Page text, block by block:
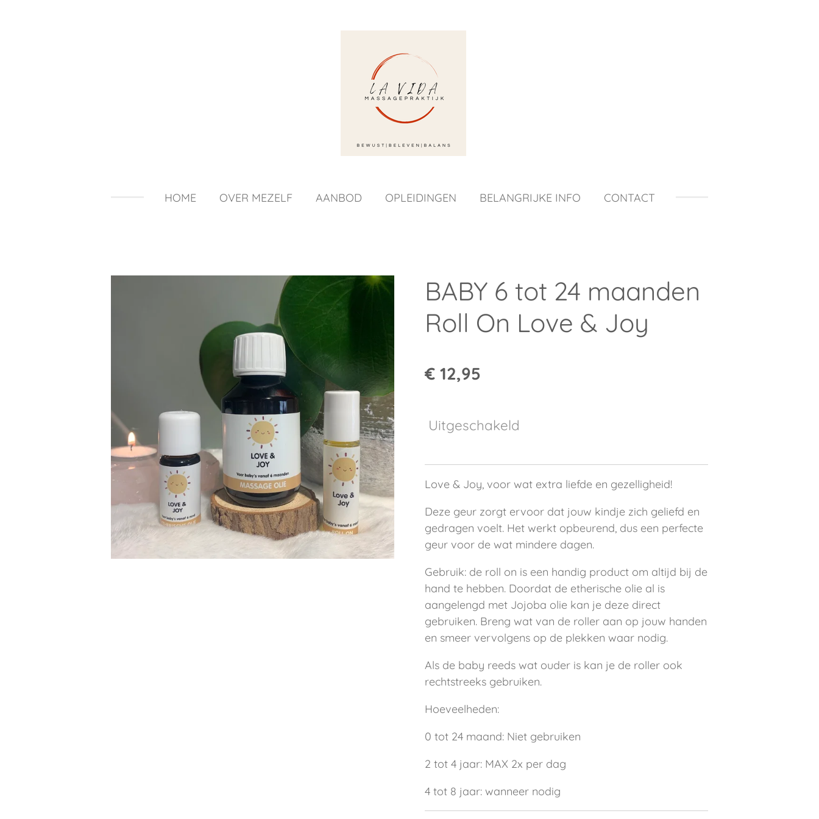
HOME OVER MEZELF AANBOD OPLEIDINGEN BELANGRIJKE INFO CONTACT
BABY 6 tot 24 maanden
Roll On Love & Joy
€ 12,95
Uitgeschakeld
Love & Joy, voor wat extra liefde en gezelligheid!
Deze geur zorgt ervoor dat jouw kindje zich geliefd en
gedragen voelt. Het werkt opbeurend, dus een perfecte
geur voor de wat mindere dagen.
Gebruik: de roll on is een handig product om altijd bij de
hand te hebben. Doordat de etherische olie al is
aangelengd met Jojoba olie kan je deze direct
gebruiken. Breng wat van de roller aan op jouw handen
en smeer vervolgens op de plekken waar nodig.
Als de baby reeds wat ouder is kan je de roller ook
rechtstreeks gebruiken.
Hoeveelheden:
0 tot 24 maand: Niet gebruiken
2 tot 4 jaar: MAX 2x per dag
4 tot 8 jaar: wanneer nodig